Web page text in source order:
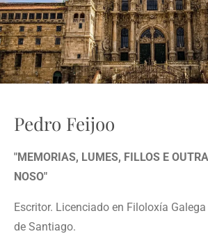
Pedro Feijoo
"MEMORIAS, LUMES, FILLOS E
NOSO"
Escritor. Licenciado en Filoloxía
de Santiago.